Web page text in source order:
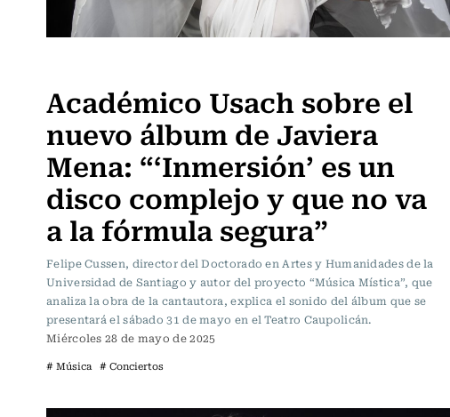
Académico Usach sobre el
nuevo álbum de Javiera
Mena: “‘Inmersión’ es un
disco complejo y que no va
a la fórmula segura”
Felipe Cussen, director del Doctorado en Artes y Humanidades de la
Universidad de Santiago y autor del proyecto “Música Mística”, que
analiza la obra de la cantautora, explica el sonido del álbum que se
presentará el sábado 31 de mayo en el Teatro Caupolicán.
Miércoles 28 de mayo de 2025
# Música # Conciertos